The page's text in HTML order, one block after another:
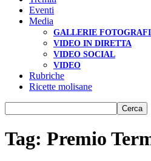
Eventi
Media
GALLERIE
VIDEO IN DIRETTA
VIDEO SOCIAL
VIDEO
Rubriche
Ricette molisane
Tag: Premio